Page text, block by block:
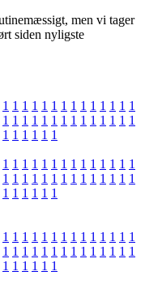
men vi tager
siden nyligste
1 1 1 1 1 1 1 1 1 1 1 1 1 1
1 1 1 1 1 1 1 1 1 1 1 1 1 1
1 1 1 1 1 1
1 1 1 1 1 1 1 1 1 1 1 1 1 1
1 1 1 1 1 1 1 1 1 1 1 1 1 1
1 1 1 1 1 1
1 1 1 1 1 1 1 1 1 1 1 1 1 1
1 1 1 1 1 1 1 1 1 1 1 1 1 1
1 1 1 1 1 1